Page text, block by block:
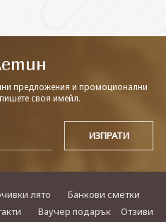
предложения и промоционални
своя имейл.
лято
Банкови сметки
Ваучер подарък Отзиви